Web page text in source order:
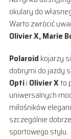
okulary do
Warto zwrócić
Olivier X, Marie
Polaroid kojarzy
dobrymi do jazdy
Optii Olivier Xto
uniwersalnych
miłośników
szczególnie
sportowego stylu.